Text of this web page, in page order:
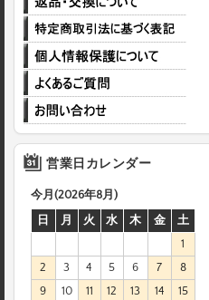
営業日カレンダー
今月(2026年8月)
日
月 火 水 木 金
土
1
2
3 4 5 6 7
8
9
10 11 12 13 14
15